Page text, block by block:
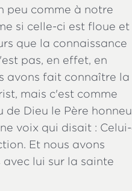
peu comme à notre
si celle-ci est floue et
que la connaissance
pas, en effet, en
avons fait connaître la
mais c'est comme
de Dieu le Père
voix qui disait :
Et nous avons
lui sur la sainte